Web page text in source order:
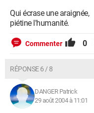
Qui écrase une araignée,
piétine l'humanité.
Commenter 0
RÉPONSE 6 / 8
DANGER Patrick
29 août 2004 à 11:01